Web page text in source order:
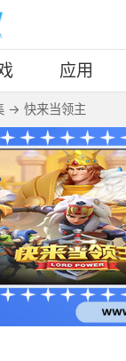
应用
-> 快来当领主